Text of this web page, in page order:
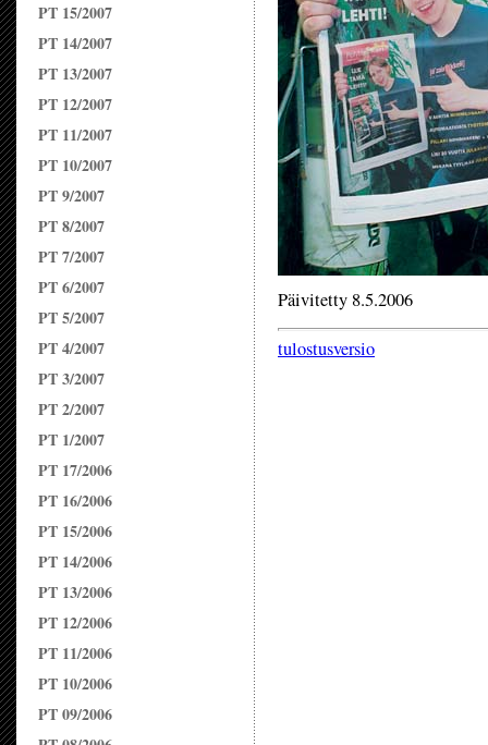
PT 15/2007
PT 14/2007
PT 13/2007
PT 12/2007
PT 11/2007
PT 10/2007
PT 9/2007
PT 8/2007
PT 7/2007
PT 6/2007
PT 5/2007
PT 4/2007
PT 3/2007
PT 2/2007
PT 1/2007
PT 17/2006
PT 16/2006
PT 15/2006
PT 14/2006
PT 13/2006
PT 12/2006
PT 11/2006
PT 10/2006
PT 09/2006
Päivitetty 8.5.2006
tulostusversio